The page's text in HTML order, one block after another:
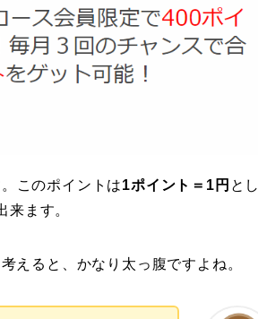
このポイントは1ポイント＝1円 とし
ます。
えると、かなり太っ腹ですよね。